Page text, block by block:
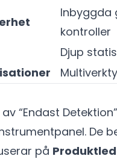
Inbyggda
kontroller
Djup
“Endast
De
på